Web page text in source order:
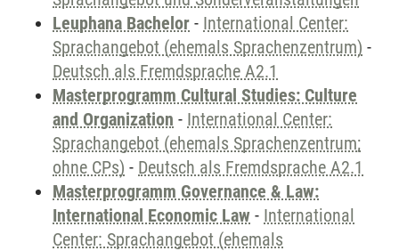
Leuphana Bachelor - International Center:
Sprachangebot (ehemals Sprachenzentrum) -
Deutsch als Fremdsprache A2.1
Masterprogramm Cultural Studies: Culture
and Organization - International Center:
Sprachangebot (ehemals Sprachenzentrum;
ohne CPs) - Deutsch als Fremdsprache A2.1
Masterprogramm Governance & Law:
International Economic Law - International
Center: Sprachangebot (ehemals